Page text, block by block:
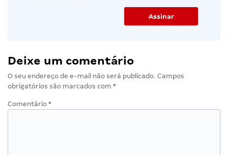
Deixe um comentário
O seu endereço de e-mail não será publicado. Campos
obrigatórios são marcados com *
Comentário *